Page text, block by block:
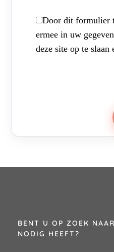
Door dit formulier
ermee in uw
deze site op te slaan
BENT U OP ZOEK
NODIG HEEFT?